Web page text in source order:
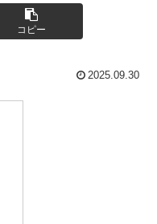
コピー
2025.09.30